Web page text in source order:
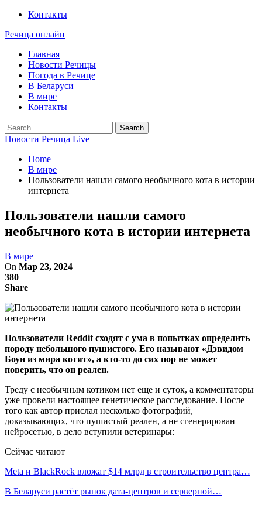
Контакты
Речица онлайн
Главная
Новости Речицы
Погода в Речице
В Беларуси
В мире
Контакты
Новости Речица Live
Home
В мире
Пользователи нашли самого необычного кота в истории
интернета
Пользователи нашли самого
необычного кота в истории интернета
В мире
On Мар 23, 2024
380
Share
Пользователи Reddit сходят с ума в попытках определить
породу небольшого пушистого. Его называют «Дэвидом
Боуи из мира котят», а кто-то до сих пор не может
поверить, что он реален.
Треду с необычным котиком нет еще и суток, а комментаторы
уже провели настоящее генетическое расследование. После
того как автор прислал несколько фотографий,
доказывающих, что пушистый реален, а не сгенерирован
нейросетью, в дело вступили ветеринары:
Сейчас читают
Meta и BlackRock вложат $14 млрд в строительство центра…
В Беларуси растёт рынок дата-центров и серверной…